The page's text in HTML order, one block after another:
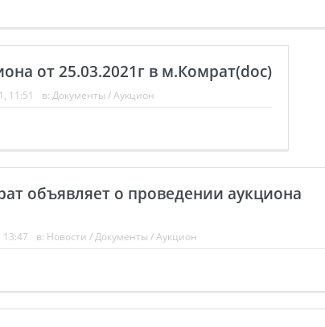
от 25.03.2021г в м.Комрат(doc)
11:51 в: Документы /Аукцион
объявляет о проведении аукциона
13:47 в: Новости /Документы /Аукцион